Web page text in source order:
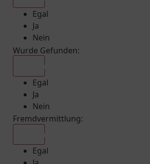
Egal
Ja
Nein
Wurde Gefunden:
Egal
Ja
Nein
Fremdvermittlung:
Egal